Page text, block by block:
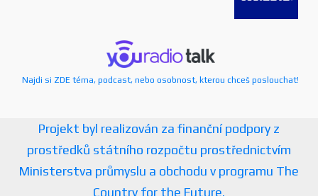
Najdi si ZDE téma, podcast, nebo osobnost, kterou chceš poslouchat!
Projekt byl realizován za finanční podpory z
prostředků státního rozpočtu prostřednictvím
Ministerstva průmyslu a obchodu v programu The
Country for the Future.